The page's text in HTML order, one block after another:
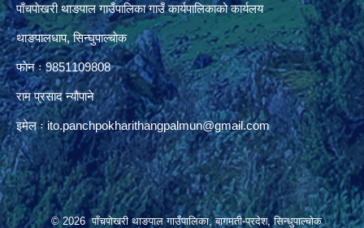
पाँचपाेखरी थाङपाल गाउँपालिका गाउँ कार्यपालिकाको कार्यलय
थाङपालधाप, सिन्घुपाल्चाेक
फाेन ः 9851109808
राम प्रसाद न्याैपाने
इमेल ःito.panchpokharithangpalmun@gmail.com
© 2026 पाँचपोखरी थाङपाल गाउँपालिका, बागमती-प्रदेश, सिन्धुपाल्चोक